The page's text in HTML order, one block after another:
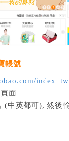
帳號
面
(中英都可), 然後